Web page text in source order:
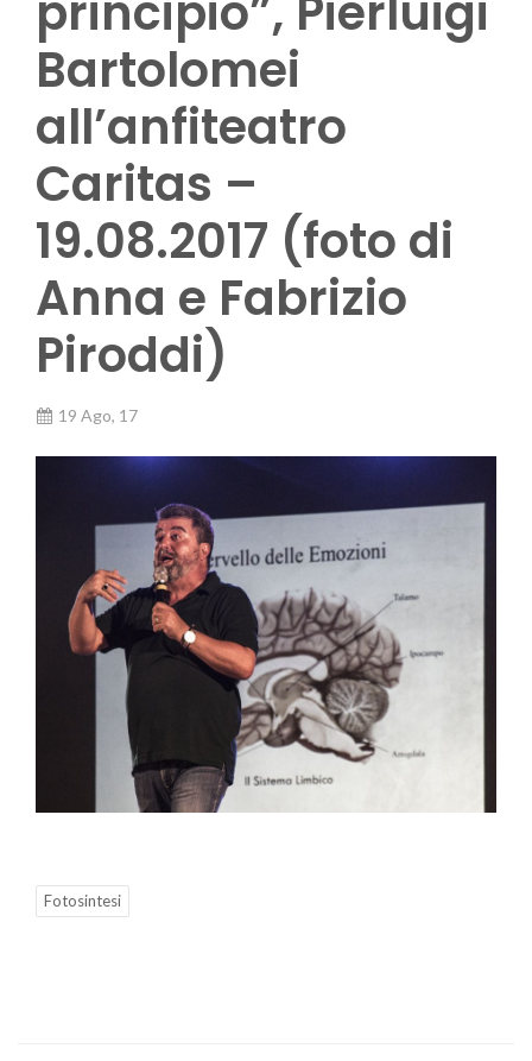
principio”, Pierluigi
Bartolomei
all’anfiteatro
Caritas –
19.08.2017 (foto di
Anna e Fabrizio
Piroddi)
19 Ago, 17
Fotosintesi